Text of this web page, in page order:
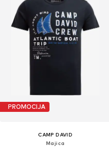
PROMOCIJA
CAMP DAVID
Majica